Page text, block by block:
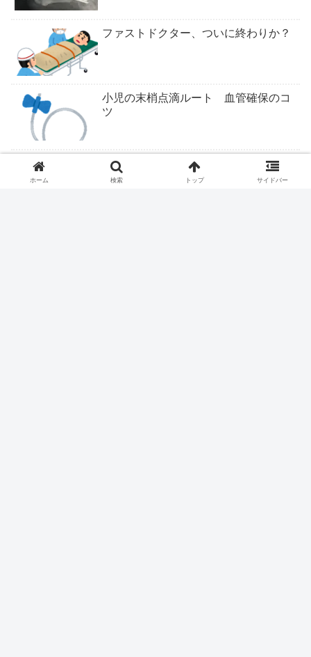
ファストドクター、ついに終わりか？
小児の末梢点滴ルート 血管確保のコ
ツ
ついにくるか医学部定員削減
ホーム 検索 トップ サイドバー